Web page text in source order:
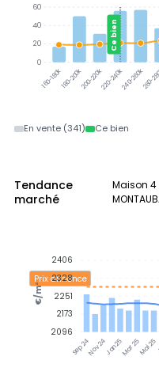
160-180k180-200k200-220k220-240k240-260k260-
Ce bien
60
40
20
0
En vente (341) Ce bien
Tendance
marché
Maison 4
Sep 24Nov 24Jan 25Mar 25Mai 25
Prix annonce
2406
2328
2251
2173
2096
€/m²